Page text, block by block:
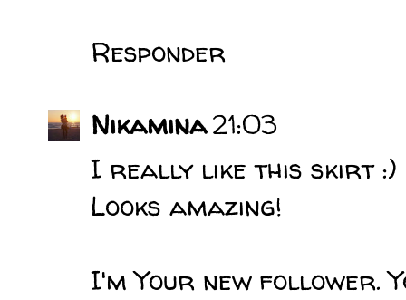
Responder
Nikamina21:03
I really like this skirt :)
Looks amazing!
I'm Your new follower.